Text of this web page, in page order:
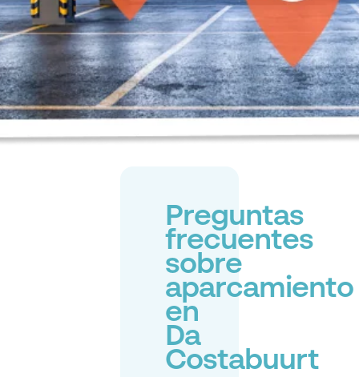
Preguntas
frecuentes
sobre
aparcamiento
en
Da
Costabuurt